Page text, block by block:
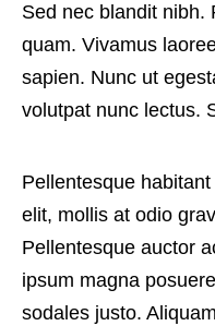
Sed nec blandit nibh.
quam. Vivamus
sapien. Nunc ut
volutpat nunc lectus.
Pellentesque
elit, mollis at odio
Pellentesque auctor
ipsum magna
sodales justo.